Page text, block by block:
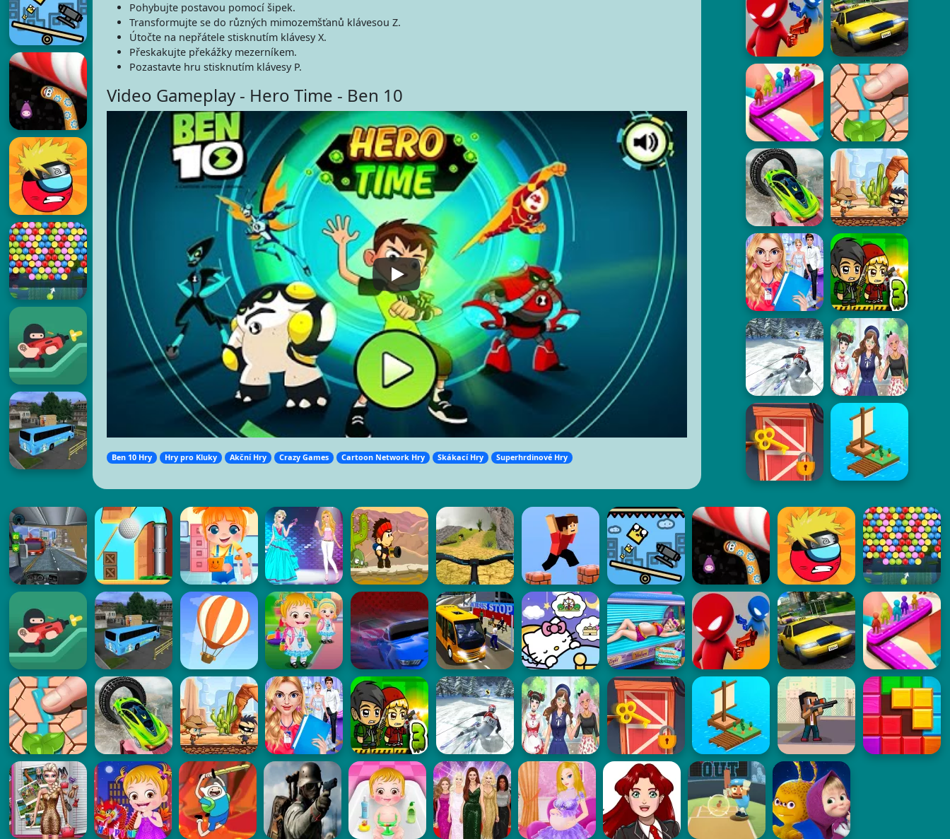
Pohybujte postavou pomocí šipek.
Transformujte se do různých mimozemšťanů klávesou Z.
Útočte na nepřátele stisknutím klávesy X.
Přeskakujte překážky mezerníkem.
Pozastavte hru stisknutím klávesy P.
Video Gameplay - Hero Time - Ben 10
Ben 10 Hry Hry pro Kluky Akční Hry Crazy Games Cartoon Network Hry Skákací Hry Superhrdinové Hry